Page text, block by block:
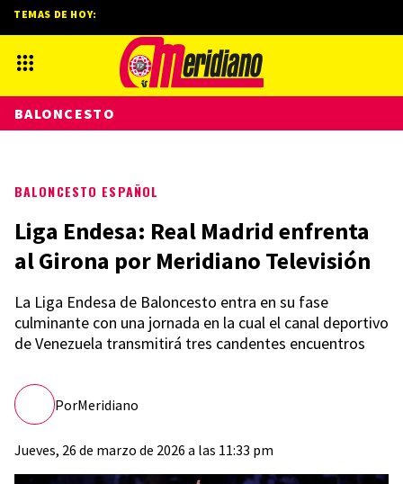
BALONCESTO ESPAÑOL
Liga Endesa: Real Madrid enfrenta
al Girona por Meridiano Televisión
La Liga Endesa de Baloncesto entra en su fase
culminante con una jornada en la cual el canal deportivo
de Venezuela transmitirá tres candentes encuentros
PorMeridiano
Jueves, 26 de marzo de 2026 a las 11:33 pm
TEMAS DE HOY:
BALONCESTO